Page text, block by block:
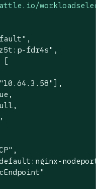
,
fdr4s" ,
[
"10.64.3.58" ],
,
,
,
nodeport"